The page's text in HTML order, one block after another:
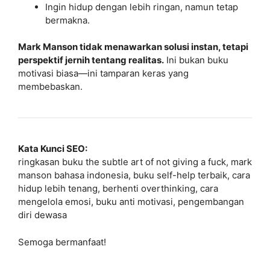
Ingin hidup dengan lebih ringan, namun tetap
bermakna.
Mark Manson tidak menawarkan solusi instan, tetapi
perspektif jernih tentang realitas. Ini bukan buku
motivasi biasa—ini tamparan keras yang
membebaskan.
Kata Kunci SEO:
ringkasan buku the subtle art of not giving a fuck, mark
manson bahasa indonesia, buku self-help terbaik, cara
hidup lebih tenang, berhenti overthinking, cara
mengelola emosi, buku anti motivasi, pengembangan
diri dewasa
Semoga bermanfaat!